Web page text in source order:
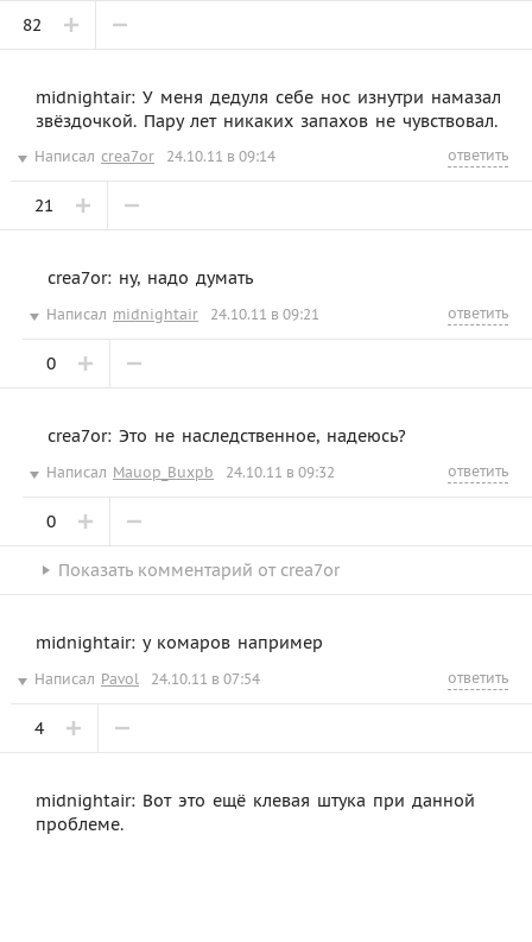
82
midnightair: У меня дедуля себе нос изнутри намазал
звёздочкой. Пару лет никаких запахов не чувствовал.
Написал crea7or 24.10.11 в 09:14 ответить
21
crea7or: ну, надо думать
Написал midnightair 24.10.11 в 09:21 ответить
0
crea7or: Это не наследственное, надеюсь?
Написал Mauop_Buxpb 24.10.11 в 09:32 ответить
0
Показать комментарий от crea7or
midnightair: у комаров например
Написал Pavol 24.10.11 в 07:54 ответить
4
midnightair: Вот это ещё клевая штука при данной
проблеме.